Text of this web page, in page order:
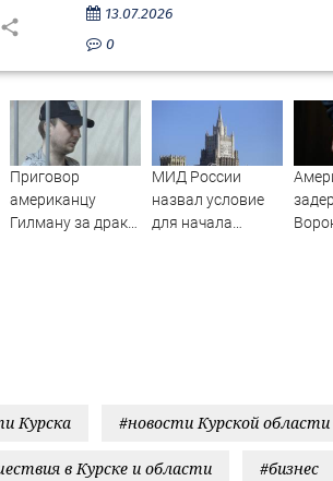
13.07.2026
0
Приговор
американцу
Гилману за драки
МИД России
назвал условие
для начала
Курска #новости Курской области
в Курске и области #бизнес